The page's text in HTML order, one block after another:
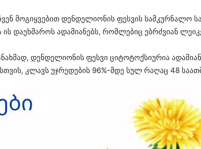
მოგიყვებით დენდელიონის ფესვის სამკურნალო
დაეხმაროს ადამიანებს, რომლებიც ებრძვიან
დენდელიონის ფესვი ციტოტოქსიურია
კლავს უჯრედების 96%-მდე სულ რაღაც 48